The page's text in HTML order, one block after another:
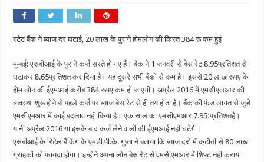
0.30प्रतिशत
कम
स्टेट बैंक ने ब्याज दर घटाई, 20 लाख के पुराने होमलोन की किस्त 384 रू कम हुई
मुम्बई: एसबीआई के पुराने कर्ज सस्ते हो गए हैं। बैंक ने 1 जनवरी से बेस रेट 8.95प्रतिशत से
घटाकर 8.65प्रतिशत कर दिया है। यह दूसरे सभी बैंको से कम है। इससे 20 लाख रूपए के
होम लोन की ईएमआई करीब 384 रूपए कम हो जाएगी। अप्रैल 2016 में एमसीएलआर की
व्यवस्था शुरू होेने से पहले कर्ज पर ब्याज बेस रेट से ही तय होता है। बैंक की फंड लागत से जुडे
एमसीएमआर में काई बदलाव नही किया है। एक साल का एमसीएमआर 7.95ःप्रतिशतहै।
यानी अप्रैल 2016 या इसके बाद कर्ज लेने वालों की ईएमआई नही घटेगी।
एसबीआई के रिटेल बैंकिंग के एमडी पी.के. गुप्ता ने बताया कि ब्याज दरों में कटौती से 80 लाख
ग्राहकों को फायदा होगा। इन्होने अपना लोन बेस रेट से एमसीएमआर में शिफ्ट नही कराया